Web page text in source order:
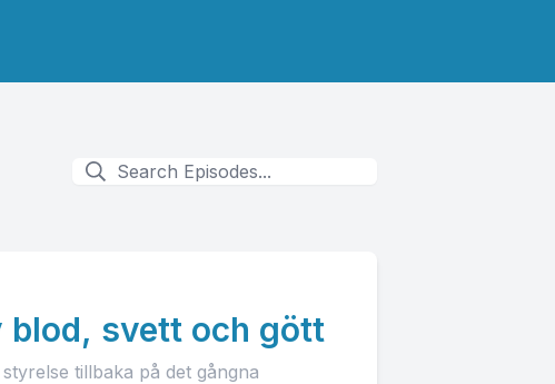
blod, svett och gött
tillbaka på det gångna